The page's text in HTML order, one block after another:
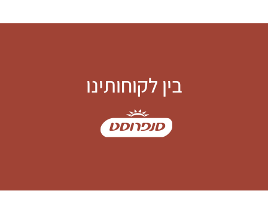
בין לקוחותינו